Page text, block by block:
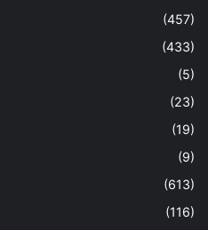
(457)
(433)
(5)
(23)
(19)
(9)
(613)
(116)